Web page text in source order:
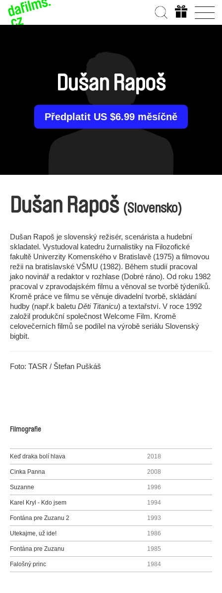
Dušan Rapoš
Předplatit US $6.99 měsíčně
Dušan Rapoš (Slovensko)
Dušan Rapoš je slovenský režisér, scenárista a hudební
skladatel. Vystudoval katedru žurnalistiky na Filozofické
fakultě Univerzity Komenského v Bratislavě (1975) a filmovou
režii na bratislavské VŠMU (1982). Během studií pracoval
jako novinář a redaktor v rozhlase (Dobré ráno). Od roku 1982
pracoval v zpravodajském filmu a věnoval se tvorbě týdeníků.
Kromě práce ve filmu se věnuje divadelní tvorbě, skládání
hudby (např.k baletu Děti Titanicu) a textařství. V roce 1992
založil produkční společnost Welcome Film. Kromě
celovečerních filmů se podílel na výrobě seriálu Slovenský
bigbít.
Foto: TASR / Štefan Puškáš
Filmografie
Keď draka bolí hlava 2018
Cinka Panna 2008
Suzanne 1996
Karel Kryl - Kdo jsem 1994
Fontána pre Zuzanu 2 1993
Utekajme, už ide! 1986
Fontána pre Zuzanu 1985
Falošný princ 1984